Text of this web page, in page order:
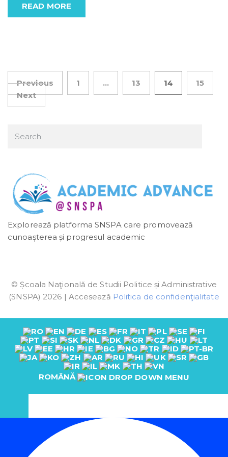
READ MORE
Posts pagination
Previous 1 … 13 14
15
Next
Explorează platforma SNSPA care promovează
cunoașterea și progresul academic
© Școala Naţională de Studii Politice și Administrative
(SNSPA) 2026 | Accesează Politica de confidenţialitate
ROMÂNĂ